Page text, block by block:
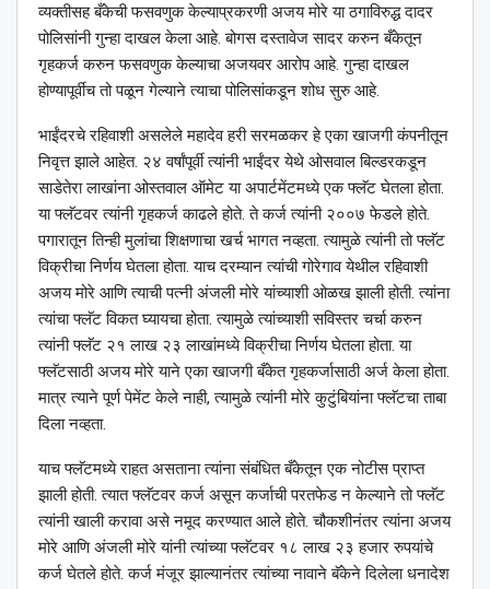
व्यक्तीसह बँकेची फसवणुक केल्याप्रकरणी अजय मोरे या ठगाविरुद्ध दादर
पोलिसांनी गुन्हा दाखल केला आहे. बोगस दस्तावेज सादर करुन बँकेतून
गृहकर्ज करुन फसवणुक केल्याचा अजयवर आरोप आहे. गुन्हा दाखल
होण्यापूर्वीच तो पळून गेल्याने त्याचा पोलिसांकडून शोध सुरु आहे.
भाईंदरचे रहिवाशी असलेले महादेव हरी सरमळकर हे एका खाजगी कंपनीतून
निवृत्त झाले आहेत. २४ वर्षांपूर्वी त्यांनी भाईंदर येथे ओसवाल बिल्डरकडून
साडेतेरा लाखांना ओस्तवाल ऑमेट या अपार्टमेंटमध्ये एक फ्लॅट घेतला होता.
या फ्लॅटवर त्यांनी गृहकर्ज काढले होते. ते कर्ज त्यांनी २००७ फेडले होते.
पगारातून तिन्ही मुलांचा शिक्षणाचा खर्च भागत नव्हता. त्यामुळे त्यांनी तो फ्लॅट
विक्रीचा निर्णय घेतला होता. याच दरम्यान त्यांची गोरेगाव येथील रहिवाशी
अजय मोरे आणि त्याची पत्नी अंजली मोरे यांच्याशी ओळख झाली होती. त्यांना
त्यांचा फ्लॅट विकत घ्यायचा होता. त्यामुळे त्यांच्याशी सविस्तर चर्चा करुन
त्यांनी फ्लॅट २१ लाख २३ लाखांमध्ये विक्रीचा निर्णय घेतला होता. या
फ्लॅटसाठी अजय मोरे याने एका खाजगी बँकेत गृहकर्जासाठी अर्ज केला होता.
मात्र त्याने पूर्ण पेमेंट केले नाही, त्यामुळे त्यांनी मोरे कुटुंबियांना फ्लॅटचा ताबा
दिला नव्हता.
याच फ्लॅटमध्ये राहत असताना त्यांना संबंधित बँकेतून एक नोटीस प्राप्त
झाली होती. त्यात फ्लॅटवर कर्ज असून कर्जाची परतफेड न केल्याने तो फ्लॅट
त्यांनी खाली करावा असे नमूद करण्यात आले होते. चौकशीनंतर त्यांना अजय
मोरे आणि अंजली मोरे यांनी त्यांच्या फ्लॅटवर १८ लाख २३ हजार रुपयांचे
कर्ज घेतले होते. कर्ज मंजूर झाल्यानंतर त्यांच्या नावाने बॅकेने दिलेला धनादेश